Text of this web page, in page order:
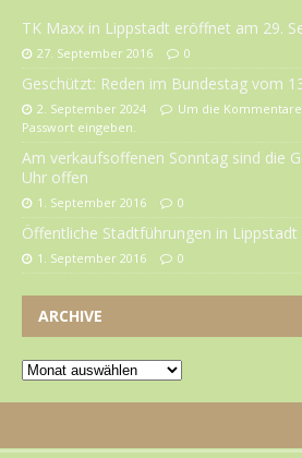
TK Maxx in Lippstadt eröffnet am 29.
27. September 2016 0
Geschützt: Reden im Bundestag vom
2. September 2024
Um die
Passwort eingeben.
Am verkaufsoffenen Sonntag sind die
Uhr offen
1. September 2016 0
Öffentliche Stadtführungen in Lippstadt
1. September 2016 0
ARCHIVE